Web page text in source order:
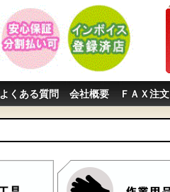
よくある質問 会社概要 ＦＡＸ注